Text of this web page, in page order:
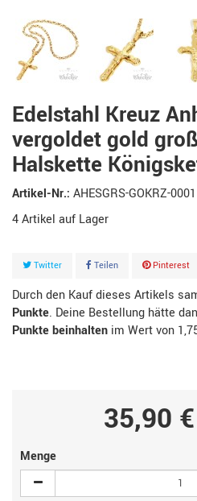
Edelstahl Kreuz
vergoldet gold
Halskette
Artikel-Nr.: AHESGRS-GOKRZ-0001
4Artikel
Twitter Teilen Pinterest
Durch den Kauf dieses Artikels
Punkte. Deine Bestellung hätte
Punkte beinhalten im Wert von
35,90 €
Menge